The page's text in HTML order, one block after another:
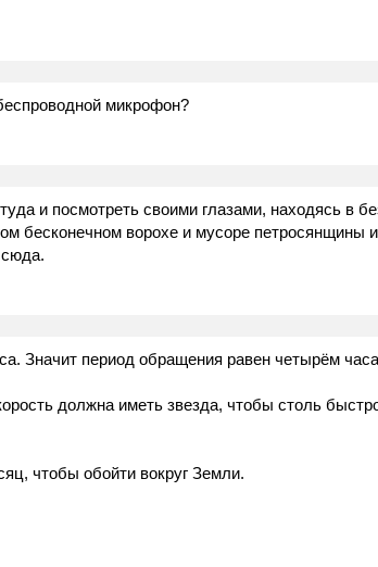
микрофон?
и посмотреть своими глазами, находясь в
бесконечном ворохе и мусоре петросянщины
Значит период обращения равен четырём
должна иметь звезда, чтобы столь
чтобы обойти вокруг Земли.